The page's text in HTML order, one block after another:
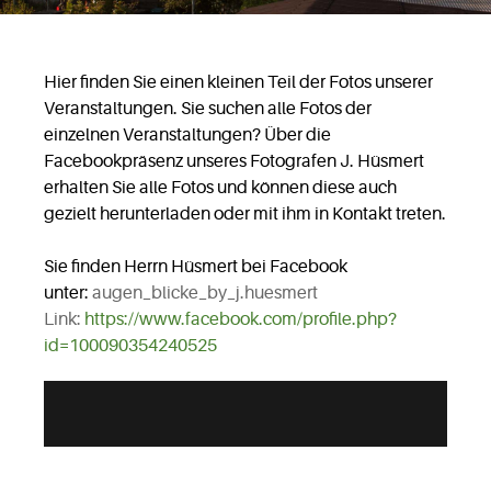
Hier finden Sie einen kleinen Teil der Fotos unserer
Veranstaltungen. Sie suchen alle Fotos der
einzelnen Veranstaltungen? Über die
Facebookpräsenz unseres Fotografen J. Hüsmert
erhalten Sie alle Fotos und können diese auch
gezielt herunterladen oder mit ihm in Kontakt treten.
Sie finden Herrn Hüsmert bei Facebook
unter: augen_blicke_by_j.huesmert
Link: https://www.facebook.com/profile.php?
id=100090354240525